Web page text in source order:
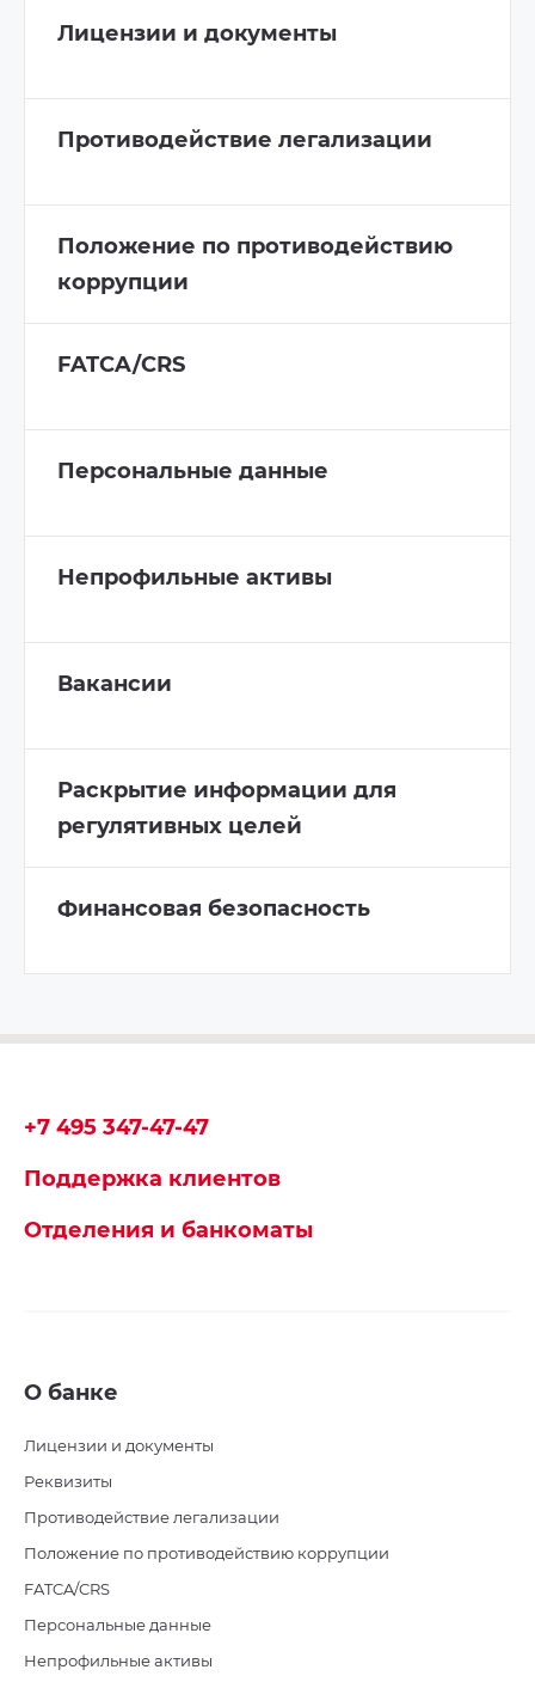
Лицензии и документы
Противодействие легализации
Положение по противодействию
коррупции
FATCA/CRS
Персональные данные
Непрофильные активы
Вакансии
Раскрытие информации для
регулятивных целей
Финансовая безопасность
+7 495 347-47-47
Поддержка клиентов
Отделения и банкоматы
О банке
Лицензии и документы
Реквизиты
Противодействие легализации
Положение по противодействию коррупции
FATCA/CRS
Персональные данные
Непрофильные активы